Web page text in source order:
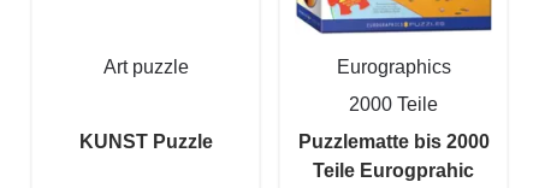
Art puzzle
KUNST Puzzle
Eurographics
2000 Teile
Puzzlematte bis 2000
Teile Eurogprahic